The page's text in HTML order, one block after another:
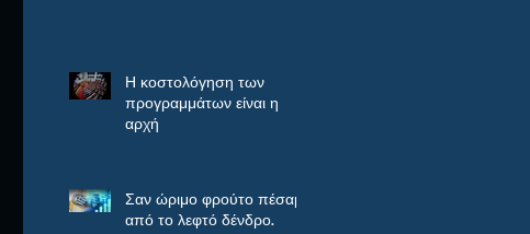
Η κοστολόγηση των
προγραμμάτων είναι η
αρχή
Σαν ώριμο φρούτο πέσαμε
από το λεφτό δένδρο.